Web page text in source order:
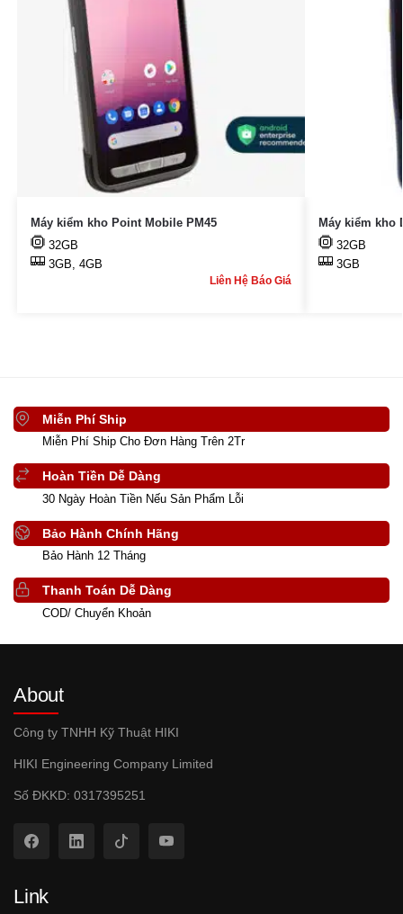
Máy kiểm kho Point Mobile PM45
32GB
3GB, 4GB
Liên Hệ Báo Giá
Máy kiểm kho
32GB
3GB
Miễn Phí Ship
Miễn Phí Ship Cho Đơn Hàng Trên 2Tr
Hoàn Tiền Dễ Dàng
30 Ngày Hoàn Tiền Nếu Sản Phẩm Lỗi
Bảo Hành Chính Hãng
Bảo Hành 12 Tháng
Thanh Toán Dễ Dàng
COD/ Chuyển Khoản
About
Công ty TNHH Kỹ Thuật HIKI
HIKI Engineering Company Limited
Số ĐKKD: 0317395251
Link